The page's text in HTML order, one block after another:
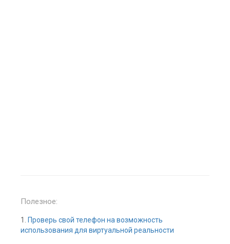
Полезное:
1.
Проверь свой телефон на возможность
использования для виртуальной реальности